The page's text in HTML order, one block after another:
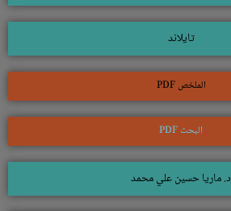
تايلاند
الملخص PDF
البحث PDF
د. ماريا حسين علي محمد